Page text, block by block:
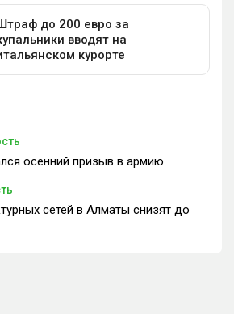
осенний призыв в армию
сетей в Алматы снизят до